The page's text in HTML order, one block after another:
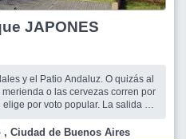
JAPONES
y el Patio Andaluz. O quizás al
o las cervezas corren por
por voto popular. La salida de
de las 12. AM del mismo dia
Palermo , Ciudad de Buenos Aires